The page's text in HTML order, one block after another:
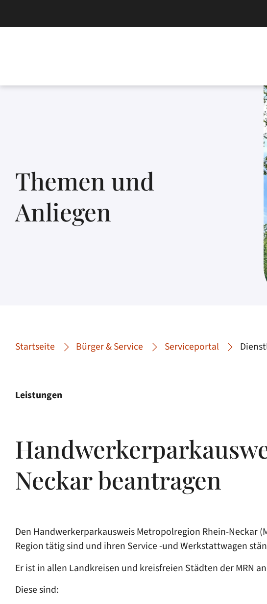
Themen und
Anliegen
Startseite Bürger & Service Serviceportal
Leistungen
Neckar beantragen
Den Handwerkerparkausweis Metropolregion Rhein-Neckar
Region tätig sind und ihren Service -und Werkstattwagen
Er ist in allen Landkreisen und kreisfreien Städten der MRN
Diese sind: